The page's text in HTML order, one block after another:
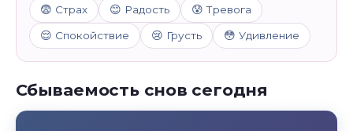
😨 Страх 😊 Радость 😰 Тревога
😌 Спокойствие 😢 Грусть 😳 Удивление
Сбываемость снов сегодня